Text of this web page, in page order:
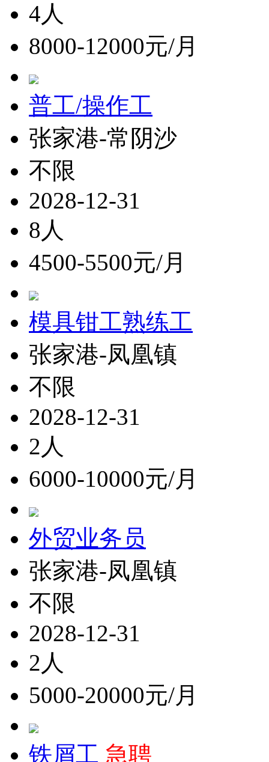
4人
8000-12000元/月
普工/操作工
张家港-常阴沙
不限
2028-12-31
8人
4500-5500元/月
模具钳工熟练工
张家港-凤凰镇
不限
2028-12-31
2人
6000-10000元/月
外贸业务员
张家港-凤凰镇
不限
2028-12-31
2人
5000-20000元/月
铁屑工 急聘